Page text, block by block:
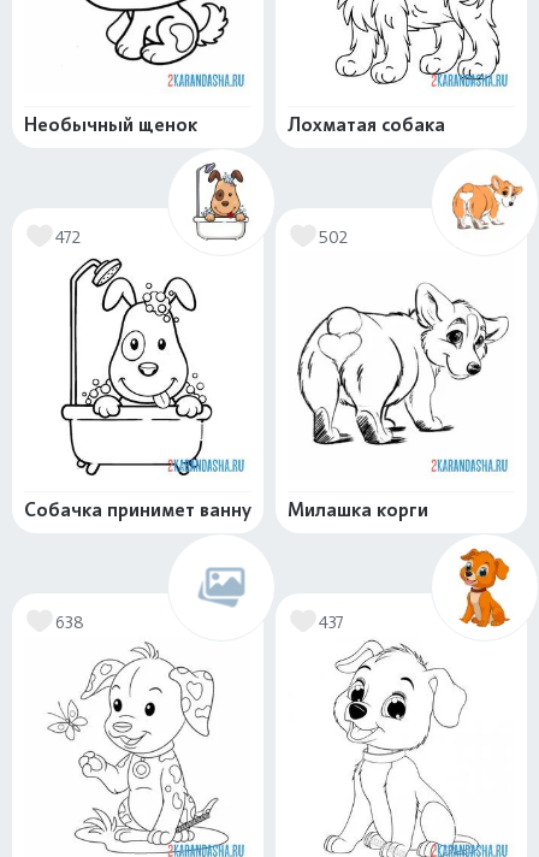
Необычный щенок Лохматая собака
472
Собачка принимет ванну
502
Милашка корги
638 437